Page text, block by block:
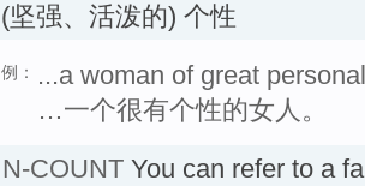
(坚强、活泼的) 个性
例：
...a woman of great
…一个很有个性的女人。
N-COUNT You can refer to a